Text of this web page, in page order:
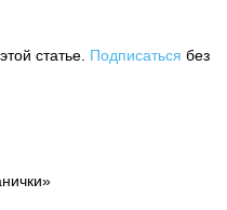
статье. Подписаться без